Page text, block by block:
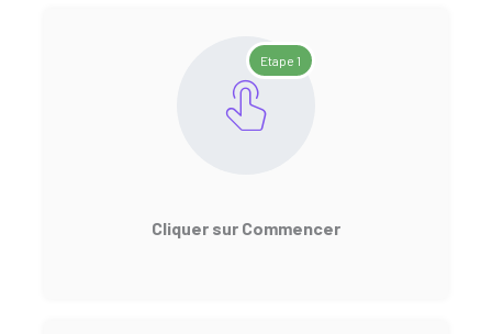
Etape 1
Cliquer sur Commencer